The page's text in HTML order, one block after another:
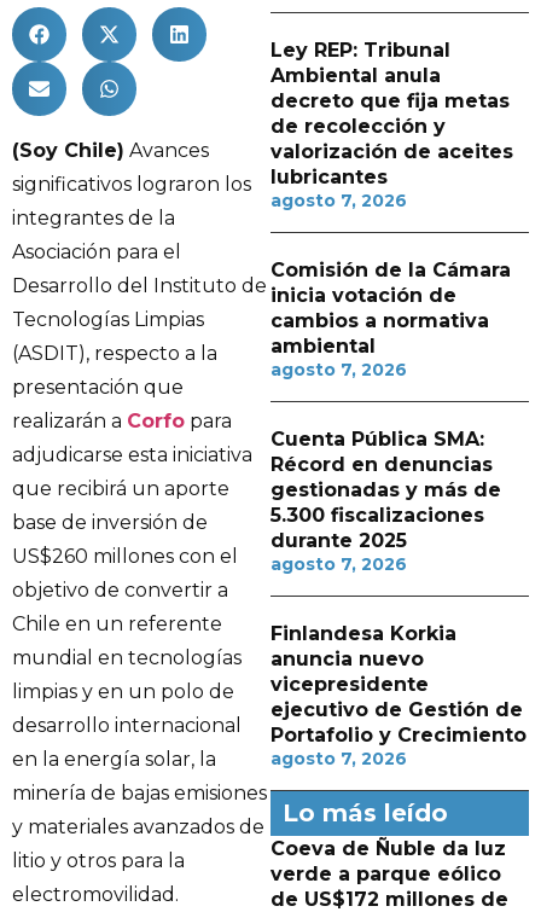
(Soy Chile) Avances
significativos lograron los
integrantes de la
Asociación para el
Desarrollo del Instituto de
Tecnologías Limpias
(ASDIT), respecto a la
presentación que
realizarán a Corfo para
adjudicarse esta iniciativa
que recibirá un aporte
base de inversión de
US$260 millones con el
objetivo de convertir a
Chile en un referente
mundial en tecnologías
limpias y en un polo de
desarrollo internacional
en la energía solar, la
minería de bajas emisiones
y materiales avanzados de
litio y otros para la
electromovilidad.
Ley REP: Tribunal
Ambiental anula
decreto que fija metas
de recolección y
valorización de aceites
lubricantes
agosto 7, 2026
Comisión de la Cámara
inicia votación de
cambios a normativa
ambiental
agosto 7, 2026
Cuenta Pública SMA:
Récord en denuncias
gestionadas y más de
5.300 fiscalizaciones
durante 2025
agosto 7, 2026
Finlandesa Korkia
anuncia nuevo
vicepresidente
ejecutivo de Gestión de
Portafolio y Crecimiento
agosto 7, 2026
Lo más leído
Coeva de Ñuble da luz
verde a parque eólico
de US$172 millones de